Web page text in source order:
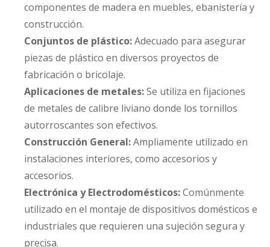
componentes de madera en muebles, ebanistería y
construcción.
Conjuntos de plástico:Adecuado para asegurar
piezas de plástico en diversos proyectos de
fabricación o bricolaje.
Aplicaciones de metales:Se utiliza en fijaciones
de metales de calibre liviano donde los tornillos
autorroscantes son efectivos.
Construcción General:Ampliamente utilizado en
instalaciones interiores, como accesorios y
accesorios.
Electrónica y Electrodomésticos:Comúnmente
utilizado en el montaje de dispositivos domésticos e
industriales que requieren una sujeción segura y
precisa.